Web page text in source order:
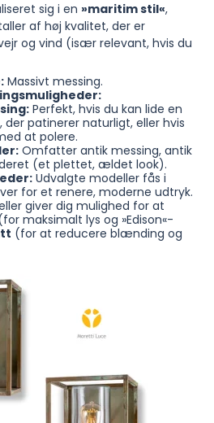
sig i en »maritim stil«,
af høj kvalitet, der er
og vind (især relevant, hvis du
Massivt messing.
Perfekt, hvis du kan lide en
der patinerer naturligt, eller hvis
at polere.
Omfatter antik messing, antik
(et plettet, ældet look).
Udvalgte modeller fås i
for et renere, moderne udtryk.
giver dig mulighed for at
maksimalt lys og »Edison«-
(for at reducere blænding og